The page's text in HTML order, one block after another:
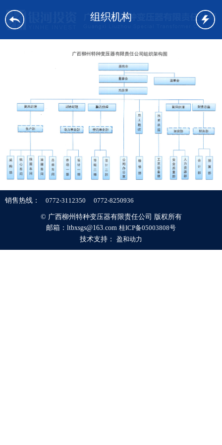
组织机构
销售热线： 0772-3112350 0772-8250936
© 广西柳州特种变压器有限责任公司 版权所有
邮箱：ltbxsgs@163.com 桂ICP备05003808号
技术支持： 盈和动力